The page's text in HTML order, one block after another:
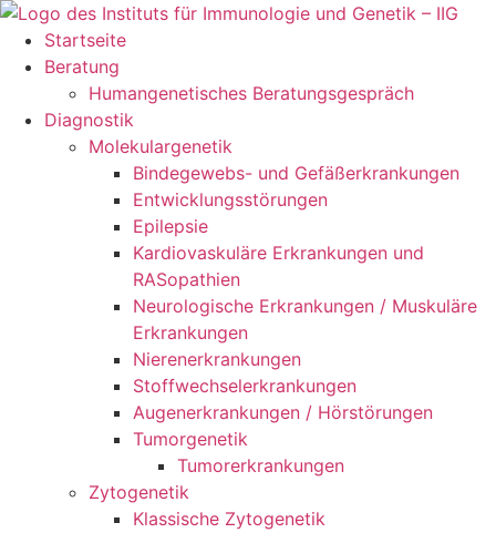
Zum
Inhalt
springen
Startseite
Beratung
Humangenetisches Beratungsgespräch
Diagnostik
Molekulargenetik
Bindegewebs- und Gefäßerkrankungen
Entwicklungsstörungen
Epilepsie
Kardiovaskuläre Erkrankungen und
RASopathien
Neurologische Erkrankungen / Muskuläre
Erkrankungen
Nierenerkrankungen
Stoffwechselerkrankungen
Augenerkrankungen / Hörstörungen
Tumorgenetik
Tumorerkrankungen
Zytogenetik
Klassische Zytogenetik